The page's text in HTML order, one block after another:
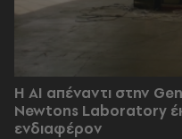
Η AI απέναντι στην
Newtons Laboratory
ενδιαφέρον